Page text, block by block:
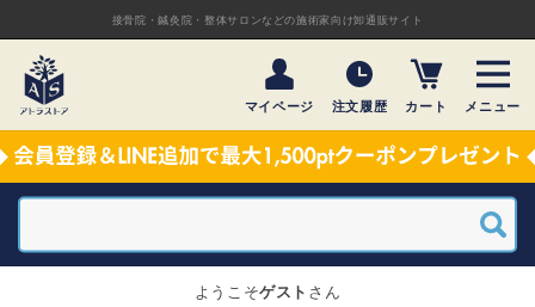
接骨院・鍼灸院・整体サロンなどの施術家向け卸通販サイト
マイページ 注文履歴 カート メニュー
ようこそゲスト さん